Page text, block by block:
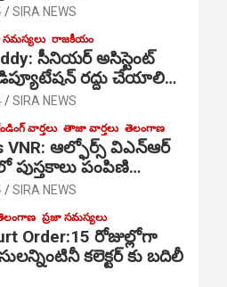
SIRA NEWS
సమస్యలు రాజకీయం
సీనియర్ అసిస్టెంట్
రద్దు చేయాలి…
SIRA NEWS
వార్తలు తాజా వార్తలు తెలంగాణ
VNR: ఆల్ఫోర్స్ విఎన్ఆర్
పుస్తకాలు పంపిణి…
SIRA NEWS
ప్రజా సమస్యలు
Order:15 రోజుల్లోగా
కలెక్టర్ కు బదిలీ